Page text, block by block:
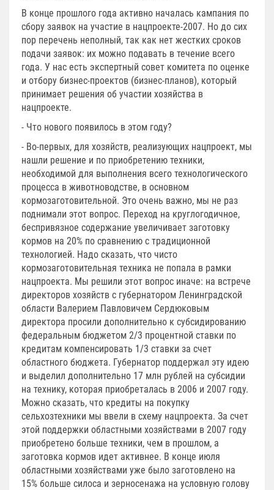
В конце прошлого года активно началась кампания по
сбору заявок на участие в нацпроекте-2007. Но до сих
пор перечень неполный, так как нет жестких сроков
подачи заявок: их можно подавать в течение всего
года. У нас есть экспертный совет комитета по оценке
и отбору бизнес-проектов (бизнес-планов), который
принимает решения об участии хозяйства в
нацпроекте.
- Что нового появилось в этом году?
- Во-первых, для хозяйств, реализующих нацпроект, мы
нашли решение и по приобретению техники,
необходимой для выполнения всего технологического
процесса в животноводстве, в основном
кормозаготовительной. Это очень важно, мы не раз
поднимали этот вопрос. Переход на круглогодичное,
беспривязное содержание увеличивает заготовку
кормов на 20% по сравнению с традиционной
технологией. Надо сказать, что чисто
кормозаготовительная техника не попала в рамки
нацпроекта. Мы решили этот вопрос иначе: на встрече
директоров хозяйств с губернатором Ленинградской
области Валерием Павловичем Сердюковым
директора просили дополнительно к субсидированию
федеральным бюджетом 2/3 процентной ставки по
кредитам компенсировать 1/3 ставки за счет
областного бюджета. Губернатор поддержал эту идею
и выделил дополнительно 17 млн рублей на субсидии
на технику, которая приобреталась в 2006 и 2007 году.
Можно сказать, что кредиты на покупку
сельхозтехники мы ввели в схему нацпроекта. За счет
этой поддержки областными хозяйствами в 2007 году
приобретено больше техники, чем в прошлом, а
заготовка кормов идет активнее. В конце июля
областными хозяйствами уже было заготовлено на
15% больше силоса и зерносенажа на условную голову